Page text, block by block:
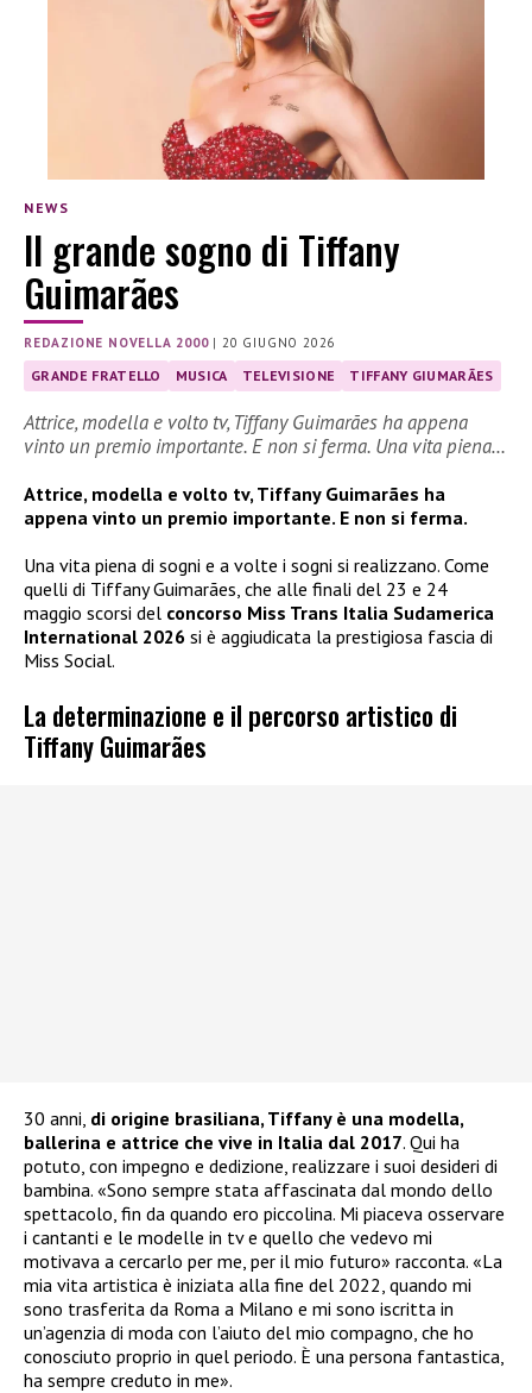
NEWS
Il grande sogno di Tiffany
Guimarães
REDAZIONE NOVELLA 2000| 20 GIUGNO 2026
GRANDE FRATELLO MUSICA TELEVISIONE TIFFANY GIUMARÃES
Attrice, modella e volto tv, Tiffany Guimarães ha appena
vinto un premio importante. E non si ferma. Una vita piena…
Attrice, modella e volto tv, Tiffany Guimarães ha
appena vinto un premio importante. E non si ferma.
Una vita piena di sogni e a volte i sogni si realizzano. Come
quelli di Tiffany Guimarães, che alle finali del 23 e 24
maggio scorsi del concorso Miss Trans Italia Sudamerica
International 2026 si è aggiudicata la prestigiosa fascia di
Miss Social.
La determinazione e il percorso artistico di
Tiffany Guimarães
30 anni, di origine brasiliana, Tiffany è una modella,
ballerina e attrice che vive in Italia dal 2017. Qui ha
potuto, con impegno e dedizione, realizzare i suoi desideri di
bambina. «Sono sempre stata affascinata dal mondo dello
spettacolo, fin da quando ero piccolina. Mi piaceva osservare
i cantanti e le modelle in tv e quello che vedevo mi
motivava a cercarlo per me, per il mio futuro» racconta. «La
mia vita artistica è iniziata alla fine del 2022, quando mi
sono trasferita da Roma a Milano e mi sono iscritta in
un’agenzia di moda con l’aiuto del mio compagno, che ho
conosciuto proprio in quel periodo. È una persona fantastica,
ha sempre creduto in me».